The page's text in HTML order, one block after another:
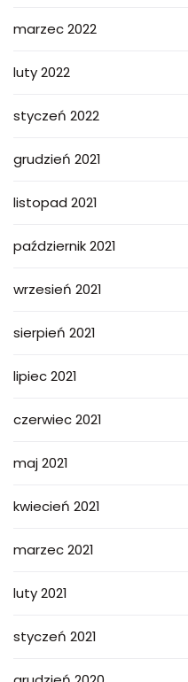
marzec 2022
luty 2022
styczeń 2022
grudzień 2021
listopad 2021
październik 2021
wrzesień 2021
sierpień 2021
lipiec 2021
czerwiec 2021
maj 2021
kwiecień 2021
marzec 2021
luty 2021
styczeń 2021